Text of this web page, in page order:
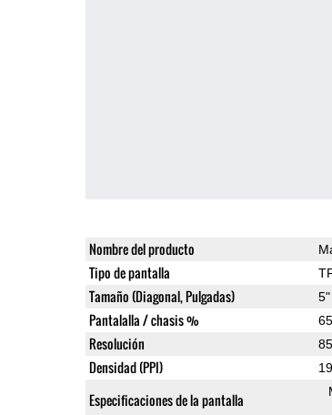
Nombre del producto
Tipo de pantalla
Tamaño (Diagonal, Pulgadas) 5"
Pantalalla / chasis %
Resolución
Densidad (PPI)
Especificaciones de la pantalla